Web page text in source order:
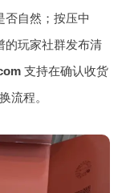
否自然；按压中
的玩家社群发布清
支持在确认收货
流程。